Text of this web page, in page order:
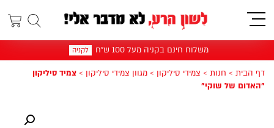
תפריט
משלוח חינם בקניה מעל 100 ש"ח לקניה
דף הבית > חנות > צמידי סיליקון > מגוון צמידי סיליקון > צמיד סיליקון
"האדום של שוקי"